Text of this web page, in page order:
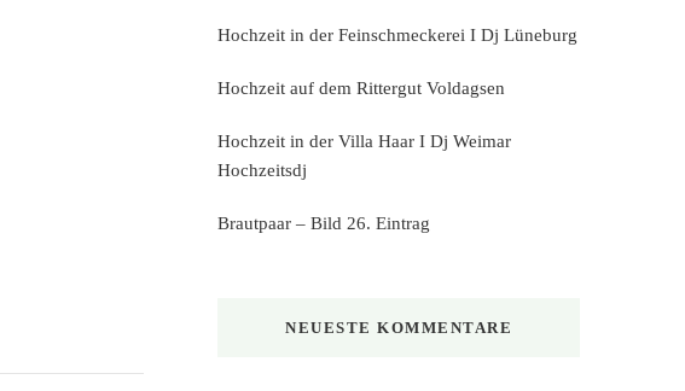
Hochzeit in der Feinschmeckerei I Dj Lüneburg
Hochzeit auf dem Rittergut Voldagsen
Hochzeit in der Villa Haar I Dj Weimar
Hochzeitsdj
Brautpaar – Bild 26. Eintrag
NEUESTE KOMMENTARE